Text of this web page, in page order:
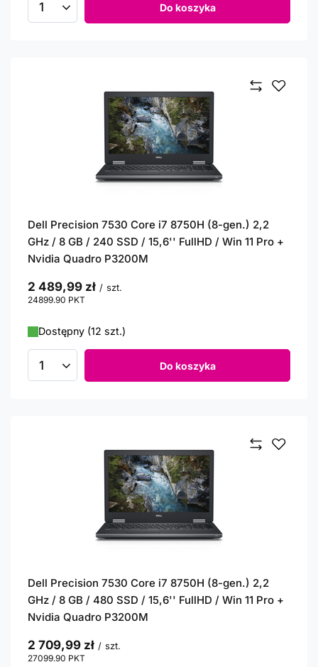
Ilość produktów Do koszyka
Dell Precision 7530 Core i7 8750H (8-gen.) 2,2
GHz / 8 GB / 240 SSD / 15,6'' FullHD / Win 11 Pro +
Nvidia Quadro P3200M
2 489,99 zł / szt.
24899.90 PKT
Dostępny (12 szt.)
Ilość produktów Do koszyka
Dell Precision 7530 Core i7 8750H (8-gen.) 2,2
GHz / 8 GB / 480 SSD / 15,6'' FullHD / Win 11 Pro +
Nvidia Quadro P3200M
2 709,99 zł / szt.
27099.90 PKT